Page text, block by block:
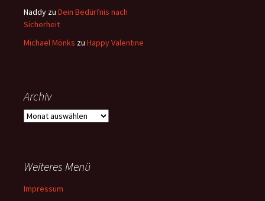
Naddy zu Dein Bedürfnis nach
Sicherheit
Michael Mönks zu Happy Valentine
Archiv
Archiv
Weiteres Menü
Impressum